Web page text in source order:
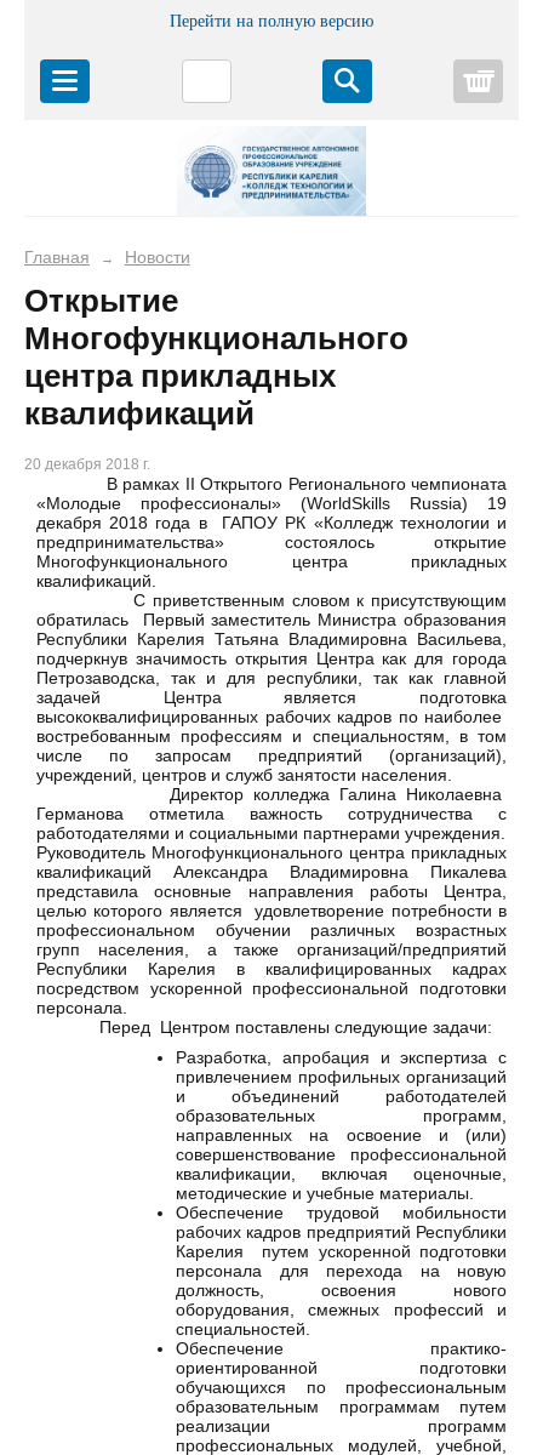
Перейти на полную версию
Главная → Новости
Открытие
Многофункционального
центра прикладных
квалификаций
20 декабря 2018 г.
В рамках II Открытого Регионального чемпионата
«Молодые профессионалы» (WorldSkills Russia) 19
декабря 2018 года в ГАПОУ РК «Колледж технологии и
предпринимательства» состоялось открытие
Многофункционального центра прикладных
квалификаций.
С приветственным словом к присутствующим
обратилась Первый заместитель Министра образования
Республики Карелия Татьяна Владимировна Васильева,
подчеркнув значимость открытия Центра как для города
Петрозаводска, так и для республики, так как главной
задачей Центра является подготовка
высококвалифицированных рабочих кадров по наиболее
востребованным профессиям и специальностям, в том
числе по запросам предприятий (организаций),
учреждений, центров и служб занятости населения.
Директор колледжа Галина Николаевна
Германова отметила важность сотрудничества с
работодателями и социальными партнерами учреждения.
Руководитель Многофункционального центра прикладных
квалификаций Александра Владимировна Пикалева
представила основные направления работы Центра,
целью которого является удовлетворение потребности в
профессиональном обучении различных возрастных
групп населения, а также организаций/предприятий
Республики Карелия в квалифицированных кадрах
посредством ускоренной профессиональной подготовки
персонала.
Перед Центром поставлены следующие задачи:
Разработка, апробация и экспертиза с
привлечением профильных организаций
и объединений работодателей
образовательных программ,
направленных на освоение и (или)
совершенствование профессиональной
квалификации, включая оценочные,
методические и учебные материалы.
Обеспечение трудовой мобильности
рабочих кадров предприятий Республики
Карелия путем ускоренной подготовки
персонала для перехода на новую
должность, освоения нового
оборудования, смежных профессий и
специальностей.
Обеспечение практико-
ориентированной подготовки
обучающихся по профессиональным
образовательным программам путем
реализации программ
профессиональных модулей, учебной,